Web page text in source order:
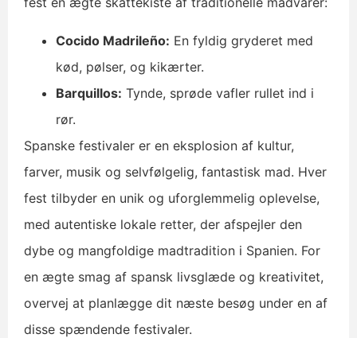
Cocido Madrileño: En fyldig gryderet med
kød, pølser, og kikærter.
Barquillos: Tynde, sprøde vafler rullet ind i
rør.
Spanske festivaler er en eksplosion af kultur,
farver, musik og selvfølgelig, fantastisk mad. Hver
fest tilbyder en unik og uforglemmelig oplevelse,
med autentiske lokale retter, der afspejler den
dybe og mangfoldige madtradition i Spanien. For
en ægte smag af spansk livsglæde og kreativitet,
overvej at planlægge dit næste besøg under en af
disse spændende festivaler.